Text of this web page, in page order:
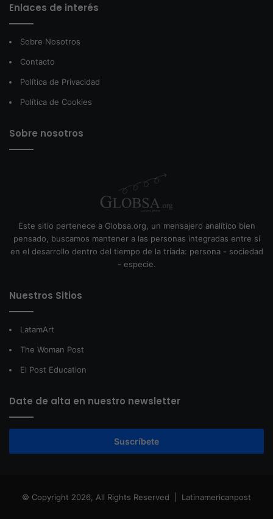
Enlaces de interés
Sobre Nosotros
Contacto
Política de Privacidad
Política de Cookies
Sobre nosotros
Este sitio pertenece a Globsa.org, un mensajero analítico bien
pensado, buscamos mantener a las personas integradas entre sí
en el desarrollo dentro del tiempo de la tríada: persona - sociedad
- especie.
Nuestros Sitios
LatamArt
The Woman Post
El Post Education
Date de alta en nuestro newsletter
Suscríbete
© Copyright 2026, All Rights Reserved | Latinamericanpost